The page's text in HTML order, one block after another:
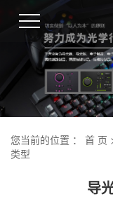
您当前的位置 ： 首 页
类型
导